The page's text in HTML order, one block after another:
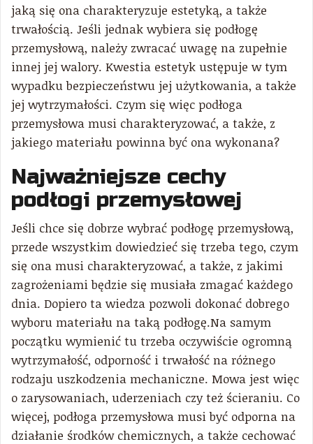
jaką się ona charakteryzuje estetyką, a także
trwałością. Jeśli jednak wybiera się podłogę
przemysłową, należy zwracać uwagę na zupełnie
innej jej walory. Kwestia estetyk ustępuje w tym
wypadku bezpieczeństwu jej użytkowania, a także
jej wytrzymałości. Czym się więc podłoga
przemysłowa musi charakteryzować, a także, z
jakiego materiału powinna być ona wykonana?
Najważniejsze cechy
podłogi przemysłowej
Jeśli chce się dobrze wybrać podłogę przemysłową,
przede wszystkim dowiedzieć się trzeba tego, czym
się ona musi charakteryzować, a także, z jakimi
zagrożeniami będzie się musiała zmagać każdego
dnia. Dopiero ta wiedza pozwoli dokonać dobrego
wyboru materiału na taką podłogę.Na samym
początku wymienić tu trzeba oczywiście ogromną
wytrzymałość, odporność i trwałość na różnego
rodzaju uszkodzenia mechaniczne. Mowa jest więc
o zarysowaniach, uderzeniach czy też ścieraniu. Co
więcej, podłoga przemysłowa musi być odporna na
działanie środków chemicznych, a także cechować